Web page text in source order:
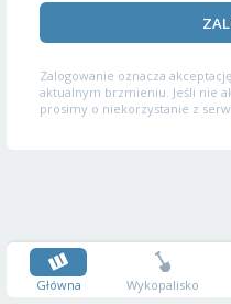
Zalogowanie oznacza akceptację
aktualnym brzmieniu. Jeśli nie
prosimy o niekorzystanie z
Główna Wykopalisko